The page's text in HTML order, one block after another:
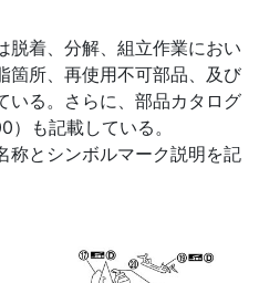
脱着、分解、組立作業におい
箇所、再使用不可部品、及び
いる。さらに、部品カタログ
も記載している。
称とシンボルマーク説明を記